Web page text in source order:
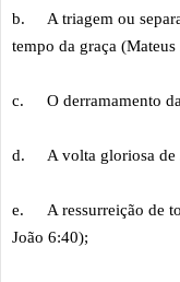
b.
A triagem ou
tempo da graça
c. O derramamento
d. A volta gloriosa de
e.
A ressurreição de
João 6:40);